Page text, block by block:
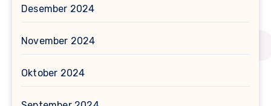
Desember 2024
November 2024
Oktober 2024